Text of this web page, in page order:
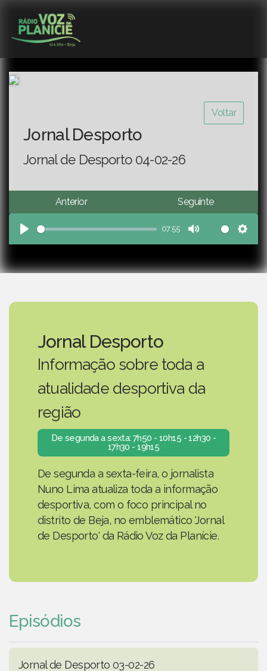
Voltar
Jornal Desporto
Jornal de Desporto 04-02-26
Anterior Seguinte
Play
07:55
Mute
Jornal Desporto
Informação sobre toda a
atualidade desportiva da
região
De segunda a sexta: 7h50 - 10h15 - 12h30 -
17h30 - 19h15
De segunda a sexta-feira, o jornalista
Nuno Lima atualiza toda a informação
desportiva, com o foco principal no
distrito de Beja, no emblemático 'Jornal
de Desporto' da Rádio Voz da Planície.
Episódios
Jornal de Desporto 03-02-26